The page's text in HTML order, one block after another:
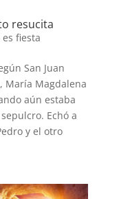
resucita
fiesta
San Juan
María Magdalena
aún estaba
Echó a
y el otro